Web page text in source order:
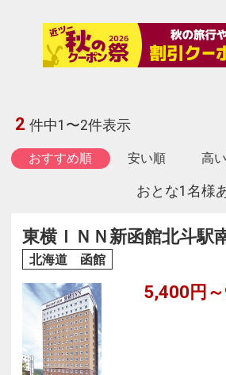
2 件中1〜2件表示
おすすめ順 安い順 高
おとな1名様
東横ＩＮＮ新函館北斗駅
北海道 函館
5,400円